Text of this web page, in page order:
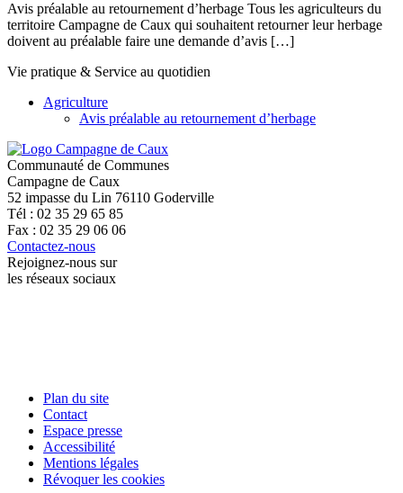
Avis préalable au retournement d’herbage Tous les agriculteurs du
territoire Campagne de Caux qui souhaitent retourner leur herbage
doivent au préalable faire une demande d’avis […]
Vie pratique & Service au quotidien
Agriculture
Avis préalable au retournement d’herbage
Communauté de Communes
Campagne de Caux
52 impasse du Lin 76110 Goderville
Tél : 02 35 29 65 85
Fax : 02 35 29 06 06
Contactez-nous
Rejoignez-nous sur
les réseaux sociaux
Plan du site
Contact
Espace presse
Accessibilité
Mentions légales
Révoquer les cookies